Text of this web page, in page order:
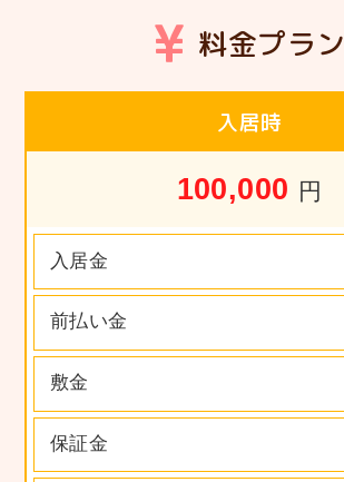
料金プラン
入居時
100,000 円
入居金
前払い金
敷金
保証金